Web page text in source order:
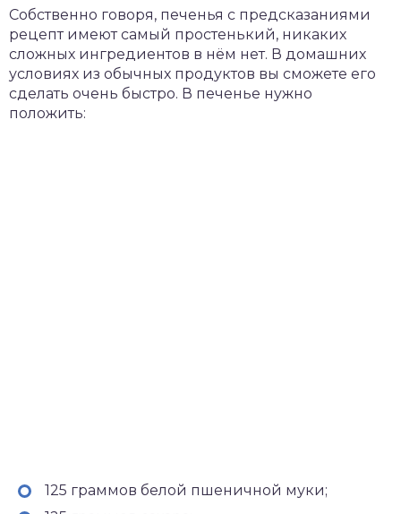
Собственно говоря, печенья с предсказаниями
рецепт имеют самый простенький, никаких
сложных ингредиентов в нём нет. В домашних
условиях из обычных продуктов вы сможете его
сделать очень быстро. В печенье нужно
положить:
125 граммов белой пшеничной муки;